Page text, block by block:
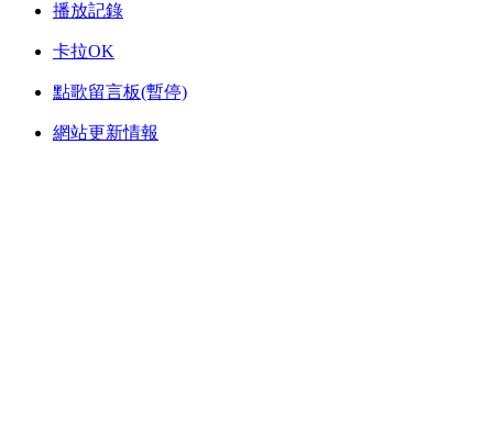
播放記錄
卡拉OK
點歌留言板(暫停)
網站更新情報